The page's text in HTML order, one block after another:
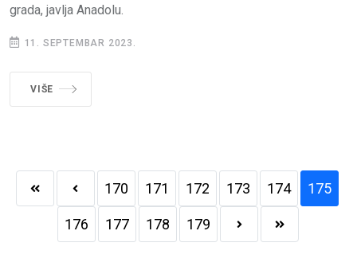
grada, javlja Anadolu.
11. SEPTEMBAR 2023.
VIŠE
170 171 172 173 174 175
176 177 178 179